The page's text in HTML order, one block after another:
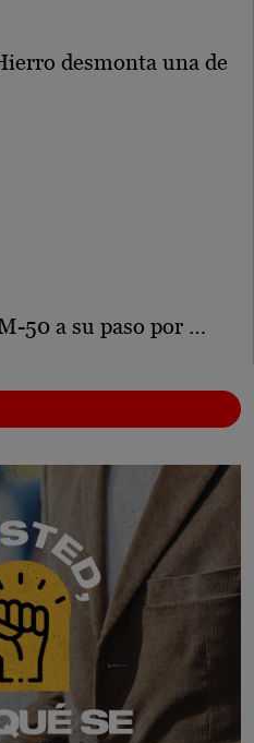
desmonta una de
50 a su paso por …